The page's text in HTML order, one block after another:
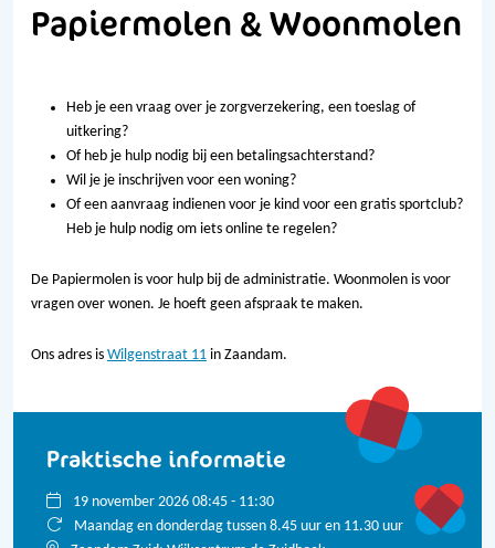
Papiermolen & Woonmolen
Heb je een vraag over je zorgverzekering, een toeslag of
uitkering?
Of heb je hulp nodig bij een betalingsachterstand?
Wil je je inschrijven voor een woning?
Of een aanvraag indienen voor je kind voor een gratis sportclub?
Heb je hulp nodig om iets online te regelen?
De Papiermolen is voor hulp bij de administratie. Woonmolen is voor
vragen over wonen. Je hoeft geen afspraak te maken.
Ons adres is Wilgenstraat 11 in Zaandam.
Praktische informatie
19 november 2026 08:45 - 11:30
Maandag en donderdag tussen 8.45 uur en 11.30 uur